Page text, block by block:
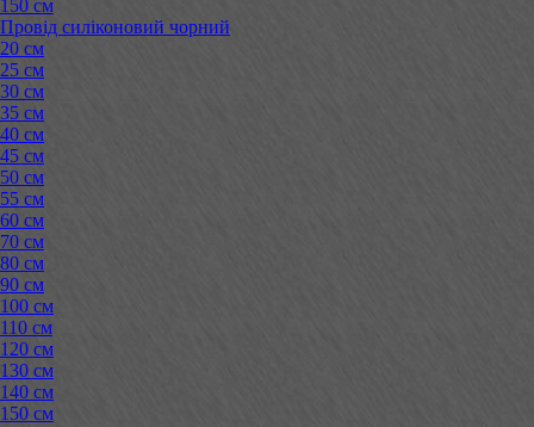
150 см
Провід силіконовий чорний
20 см
25 см
30 см
35 см
40 см
45 см
50 см
55 см
60 см
70 см
80 см
90 см
100 см
110 см
120 см
130 см
140 см
150 см